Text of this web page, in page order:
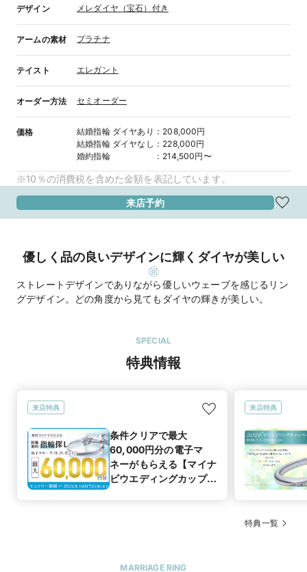
デザイン メレダイヤ（宝石）付き
アームの素材 プラチナ
テイスト エレガント
オーダー方法 セミオーダー
価格 結婚指輪 ダイヤあり ： 208,000円
結婚指輪 ダイヤなし ： 228,000円
婚約指輪
： 214,500円〜
※10％の消費税を含めた金額を表記しています。
来店予約
優しく品の良いデザインに輝くダイヤが美しい
ストレートデザインでありながら優しいウェーブを感じるリン
グデザイン。どの角度から見てもダイヤの輝きが美しい。
SPECIAL
特典情報
来店特典
条件クリアで最大
60,000円分の電子マ
ネーがもらえる【マイナ
ビウエディングカップル
来店特典
特典一覧
MARRIAGE RING